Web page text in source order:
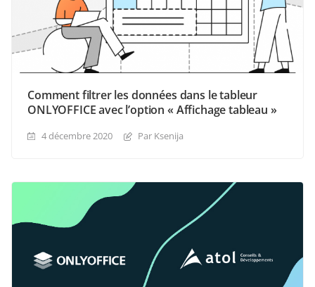
Comment filtrer les données dans le tableur
ONLYOFFICE avec l’option « Affichage tableau »
4 décembre 2020 Par Ksenija